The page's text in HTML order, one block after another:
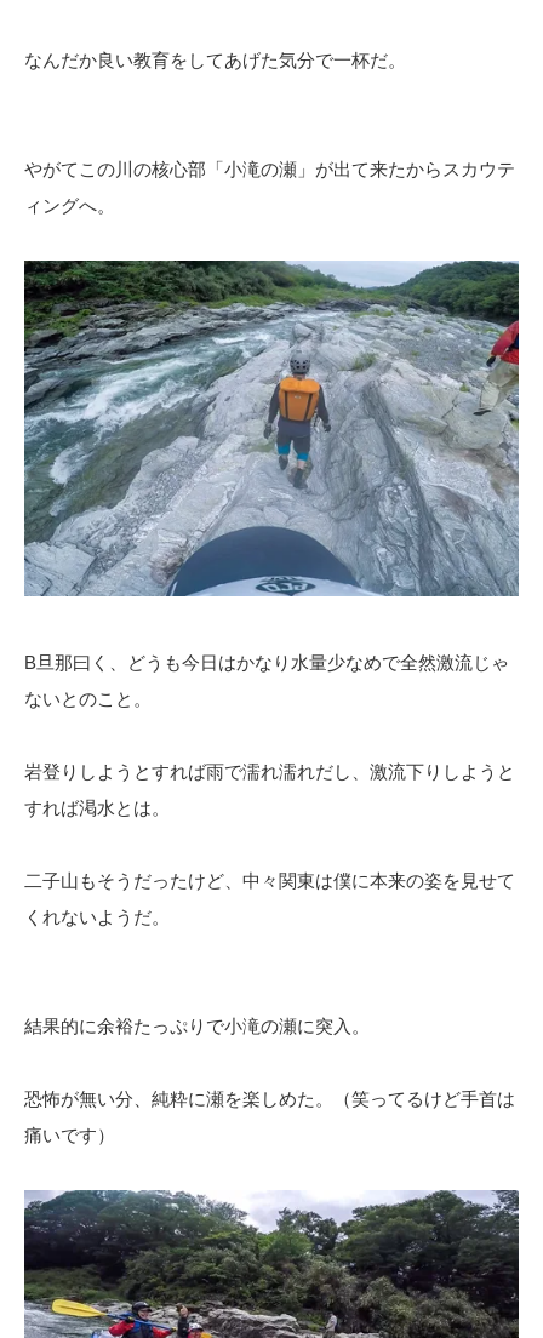
なんだか良い教育をしてあげた気分で一杯だ。
やがてこの川の核心部「小滝の瀬」が出て来たからスカウテ
ィングへ。
B旦那曰く、どうも今日はかなり水量少なめで全然激流じゃ
ないとのこと。
岩登りしようとすれば雨で濡れ濡れだし、激流下りしようと
すれば渇水とは。
二子山もそうだったけど、中々関東は僕に本来の姿を見せて
くれないようだ。
結果的に余裕たっぷりで小滝の瀬に突入。
恐怖が無い分、純粋に瀬を楽しめた。（笑ってるけど手首は
痛いです）